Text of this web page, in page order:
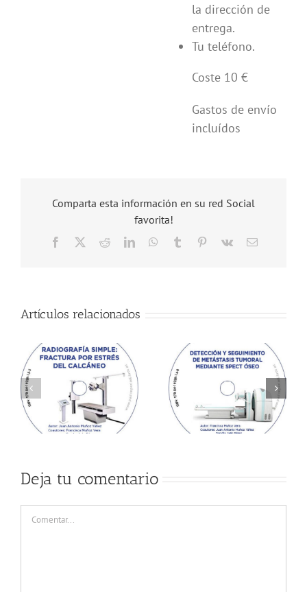
la dirección de
entrega.
Tu teléfono.
Coste 10 €
Gastos de envío
incluídos
Comparta esta información en su red Social
favorita!
Facebook RedditLinkedInWhatsApp
Tumblr Pinterest
Vk
Correo
Artículos relacionados
Deja tu comentario
Comentar